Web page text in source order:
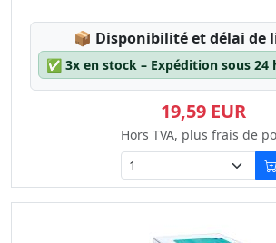
📦 Lagerstatus:
Disponibilité et délai de
✅ 3x en stock – Expédition sous 24
19,59 EUR
Hors TVA, plus frais de